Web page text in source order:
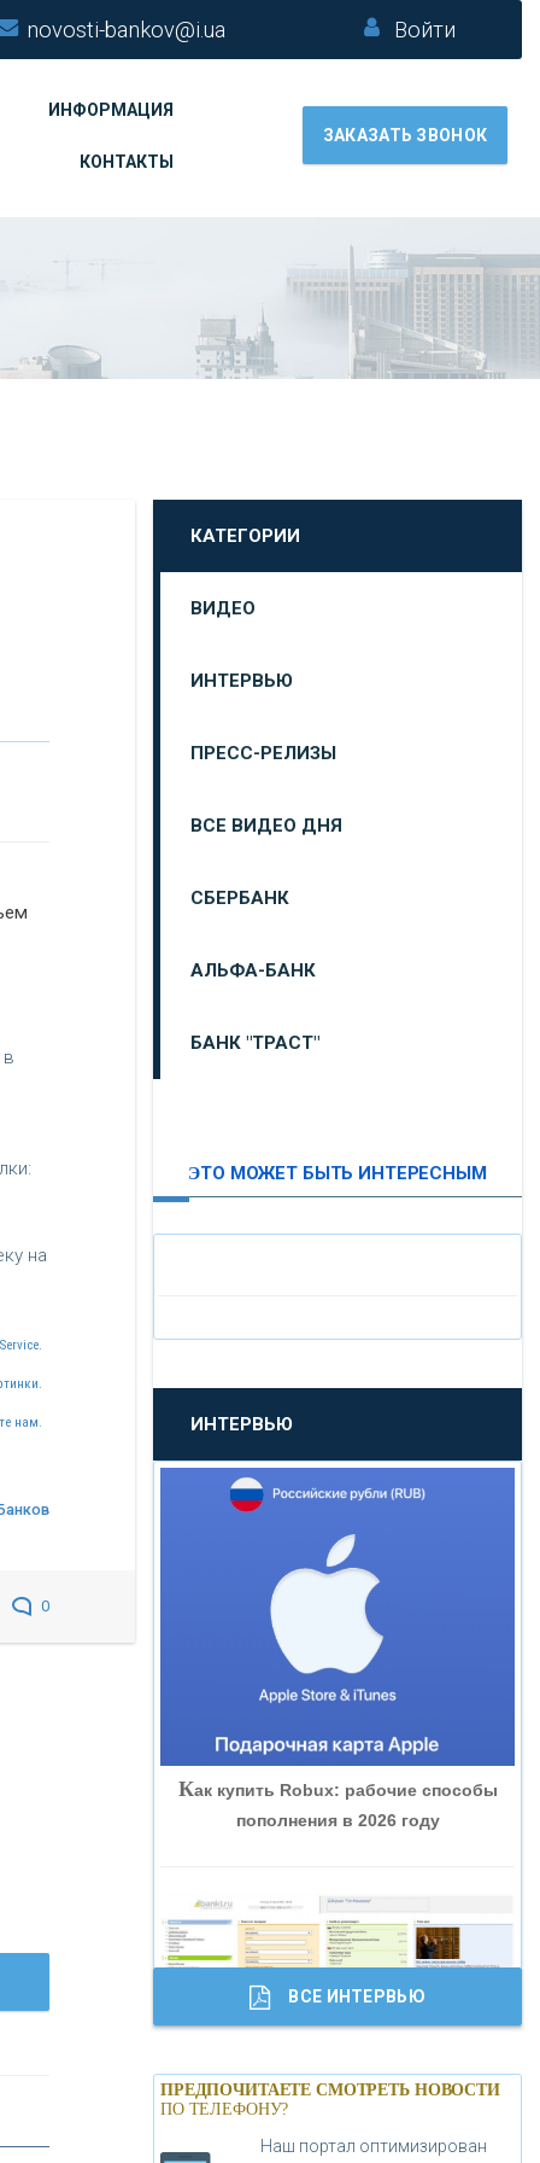
novosti-bankov@i.ua Войти
ИНФОРМАЦИЯ
КОНТАКТЫ
ЗАКАЗАТЬ ЗВОНОК
на
нам.
0
КАТЕГОРИИ
ВИДЕО
ИНТЕРВЬЮ
ПРЕСС-РЕЛИЗЫ
ВСЕ ВИДЕО ДНЯ
СБЕРБАНК
АЛЬФА-БАНК
БАНК "ТРАСТ"
«ПРОМСВЯЗЬБАНК»
«НОВИКОМБАНК»
«СМП БАНК»
«ВНЕШПРОМБАНК»
«БАНК ГЛОБЭКС»
«ТРАСТ»
«ГАЗПРОМБАНК»
«МОСКОВСКИЙ КРЕДИТНЫЙ
БАНК»
ЭТО МОЖЕТ БЫТЬ ИНТЕРЕСНЫМ
ИНТЕРВЬЮ
Как купить Robux: рабочие способы
пополнения в 2026 году
Банки.ру обновил логотип впервые за
19 лет - «Лента новостей»
ВСЕ ИНТЕРВЬЮ
ПРЕДПОЧИТАЕТЕ СМОТРЕТЬ НОВОСТИ
ПО ТЕЛЕФОНУ?
Наш портал оптимизирован